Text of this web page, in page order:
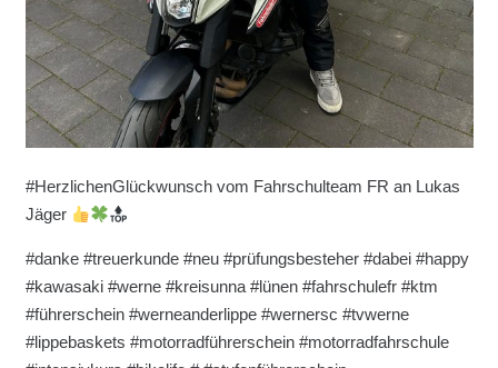
#HerzlichenGlückwunsch vom Fahrschulteam FR an Lukas
Jäger
#danke #treuerkunde #neu #prüfungsbesteher #dabei #happy
#kawasaki #werne #kreisunna #lünen #fahrschulefr #ktm
#führerschein #werneanderlippe #wernersc #tvwerne
#lippebaskets #motorradführerschein #motorradfahrschule